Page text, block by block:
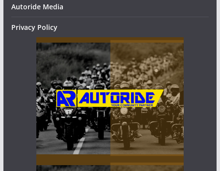
Autoride Media
Privacy Policy